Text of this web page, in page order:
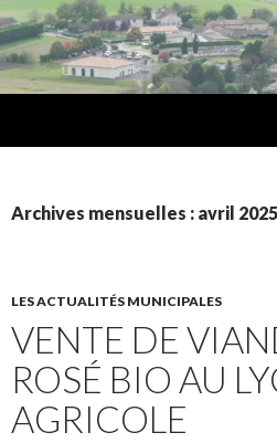
Archives mensuelles : avril 2025
LES ACTUALITÉS MUNICIPALES
VENTE DE
ROSÉ BIO AU
AGRICOLE